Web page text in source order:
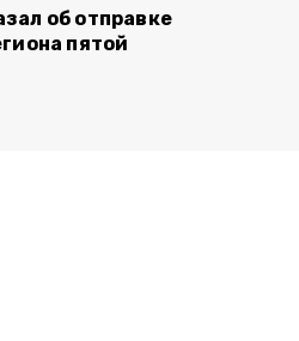
об отправке
пятой